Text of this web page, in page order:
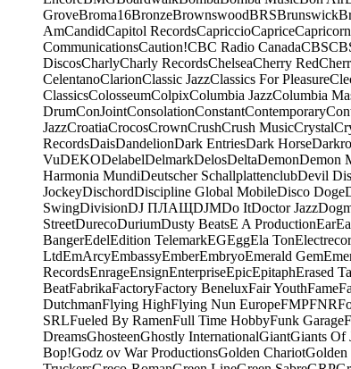
GroveBroma16BronzeBrownswoodBRSBrunswick
AmCandidCapitol RecordsCapriccioCapriceCapricorn
CommunicationsCaution!CBC Radio CanadaCBS
DiscosCharlyCharly RecordsChelseaCherry Red
CelentanoClarionClassic JazzClassics For Pleasure
ClassicsColosseumColpixColumbia JazzColumbia
DrumConJointConsolationConstantContemporary
JazzCroatiaCrocosCrownCrushCrush MusicCrystal
RecordsDaisDandelionDark EntriesDark Horse
VuDEKODelabelDelmarkDelosDeltaDemonDemon
Harmonia MundiDeutscher SchallplattenclubDevil
JockeyDischordDiscipline Global MobileDisco Doge
SwingDivisionDJ ПЛАЩDJMDo ItDoctor Jazz
StreetDurecoDuriumDusty BeatsE A ProductionEar
BangerEdelEdition TelemarkEGEggEla Ton
LtdEmArcyEmbassyEmberEmbryoEmerald Gem
RecordsEnrageEnsignEnterpriseEpicEpitaphErased
BeatFabrikaFactoryFactory BeneluxFair YouthFame
DutchmanFlying HighFlying Nun EuropeFMPFNR
SRLFueled By RamenFull Time HobbyFunk Garage
DreamsGhosteenGhostly InternationalGiantGiants Of
Bop!Godz ov War ProductionsGolden ChariotGolden